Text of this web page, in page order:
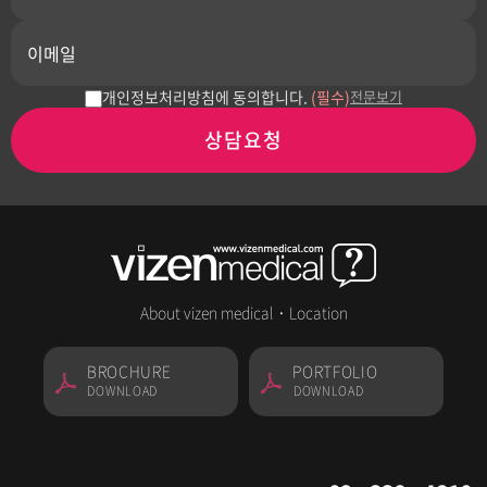
개인정보처리방침에 동의합니다. (필수)전문보기
상담요청
About vizen medical · Location
BROCHURE
DOWNLOAD
PORTFOLIO
DOWNLOAD